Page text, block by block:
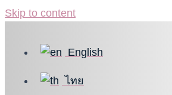
Skip to content
English
ไทย